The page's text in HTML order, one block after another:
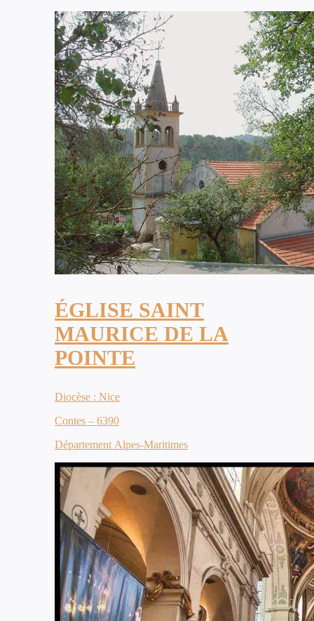
ÉGLISE SAINT
MAURICE DE LA
POINTE
Diocèse : Nice
Contes – 6390
Département Alpes-Maritimes